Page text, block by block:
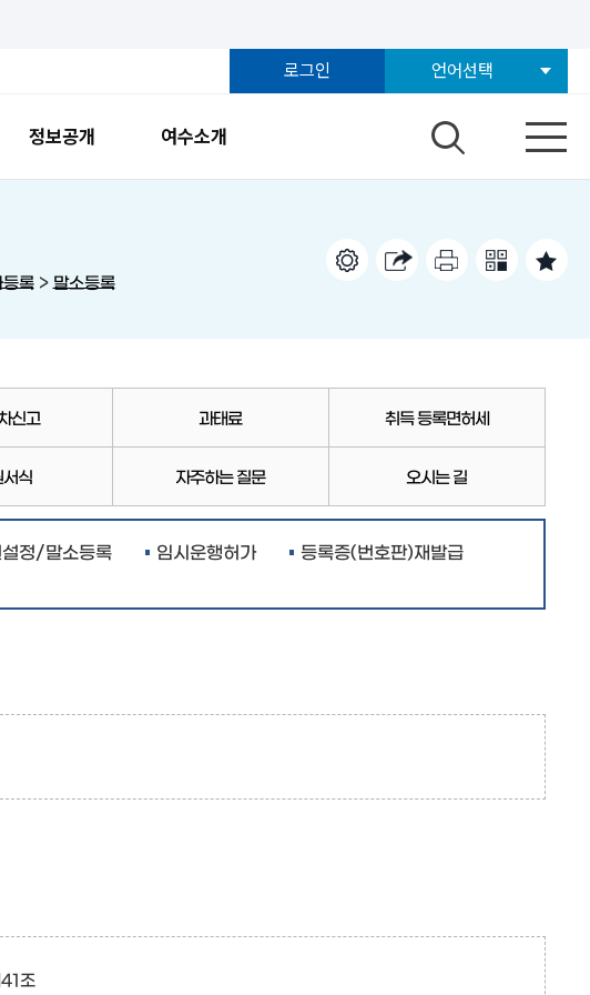
로그인 언어선택
정보공개 여수소개
등록> 말소등록
신고 과태료 취득 등록면허세
서식 자주하는 질문 오시는 길
설정/말소등록 임시운행허가
등록증(번호판)재발급
조